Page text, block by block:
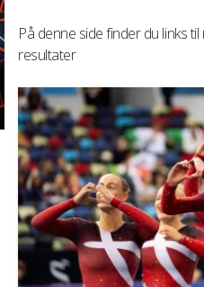
På denne side finder du links
resultater